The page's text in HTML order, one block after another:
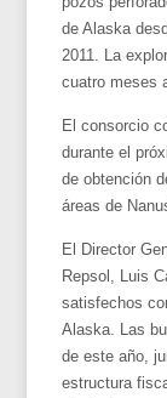
de Alaska
2011. La
cuatro meses
El consorcio
durante el
de obtención
áreas de
El Director
Repsol, Luis
satisfechos
Alaska. Las
de este año,
estructura